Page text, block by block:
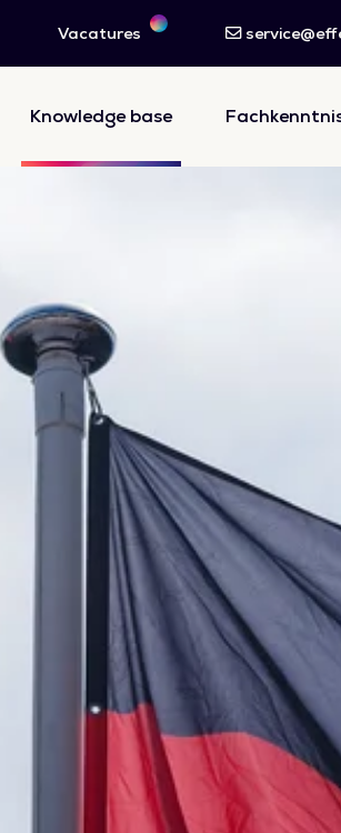
Vacatures
Knowledge base